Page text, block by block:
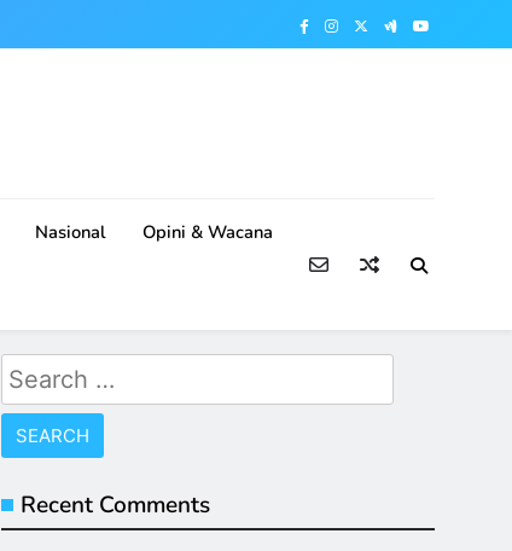
Nasional Opini & Wacana
Search
for:
Recent Comments